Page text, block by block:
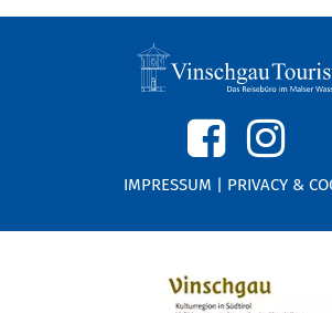
IMPRESSUM | PRIVACY &